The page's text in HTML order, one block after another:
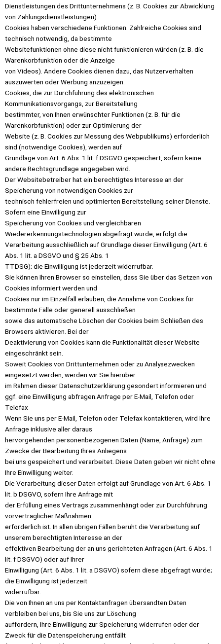
Dienstleistungen des Drittunternehmens (z. B. Cookies zur Abwicklung
von Zahlungsdienstleistungen).
Cookies haben verschiedene Funktionen. Zahlreiche Cookies sind
technisch notwendig, da bestimmte
Websitefunktionen ohne diese nicht funktionieren würden (z. B. die
Warenkorbfunktion oder die Anzeige
von Videos). Andere Cookies dienen dazu, das Nutzerverhalten
auszuwerten oder Werbung anzuzeigen.
Cookies, die zur Durchführung des elektronischen
Kommunikationsvorgangs, zur Bereitstellung
bestimmter, von Ihnen erwünschter Funktionen (z. B. für die
Warenkorbfunktion) oder zur Optimierung der
Website (z. B. Cookies zur Messung des Webpublikums) erforderlich
sind (notwendige Cookies), werden auf
Grundlage von Art. 6 Abs. 1 lit. f DSGVO gespeichert, sofern keine
andere Rechtsgrundlage angegeben wird.
Der Websitebetreiber hat ein berechtigtes Interesse an der
Speicherung von notwendigen Cookies zur
technisch fehlerfreien und optimierten Bereitstellung seiner Dienste.
Sofern eine Einwilligung zur
Speicherung von Cookies und vergleichbaren
Wiedererkennungstechnologien abgefragt wurde, erfolgt die
Verarbeitung ausschließlich auf Grundlage dieser Einwilligung (Art. 6
Abs. 1 lit. a DSGVO und § 25 Abs. 1
TTDSG); die Einwilligung ist jederzeit widerrufbar.
Sie können Ihren Browser so einstellen, dass Sie über das Setzen von
Cookies informiert werden und
Cookies nur im Einzelfall erlauben, die Annahme von Cookies für
bestimmte Fälle oder generell ausschließen
sowie das automatische Löschen der Cookies beim Schließen des
Browsers aktivieren. Bei der
Deaktivierung von Cookies kann die Funktionalität dieser Website
eingeschränkt sein.
Soweit Cookies von Drittunternehmen oder zu Analysezwecken
eingesetzt werden, werden wir Sie hierüber
im Rahmen dieser Datenschutzerklärung gesondert informieren und
ggf. eine Einwilligung abfragen.Anfrage per E-Mail, Telefon oder
Telefax
Wenn Sie uns per E-Mail, Telefon oder Telefax kontaktieren, wird Ihre
Anfrage inklusive aller daraus
hervorgehenden personenbezogenen Daten (Name, Anfrage) zum
Zwecke der Bearbeitung Ihres Anliegens
bei uns gespeichert und verarbeitet. Diese Daten geben wir nicht ohne
Ihre Einwilligung weiter.
Die Verarbeitung dieser Daten erfolgt auf Grundlage von Art. 6 Abs. 1
lit. b DSGVO, sofern Ihre Anfrage mit
der Erfüllung eines Vertrags zusammenhängt oder zur Durchführung
vorvertraglicher Maßnahmen
erforderlich ist. In allen übrigen Fällen beruht die Verarbeitung auf
unserem berechtigten Interesse an der
effektiven Bearbeitung der an uns gerichteten Anfragen (Art. 6 Abs. 1
lit. f DSGVO) oder auf Ihrer
Einwilligung (Art. 6 Abs. 1 lit. a DSGVO) sofern diese abgefragt wurde;
die Einwilligung ist jederzeit
widerrufbar.
Die von Ihnen an uns per Kontaktanfragen übersandten Daten
verbleiben bei uns, bis Sie uns zur Löschung
auffordern, Ihre Einwilligung zur Speicherung widerrufen oder der
Zweck für die Datenspeicherung entfällt